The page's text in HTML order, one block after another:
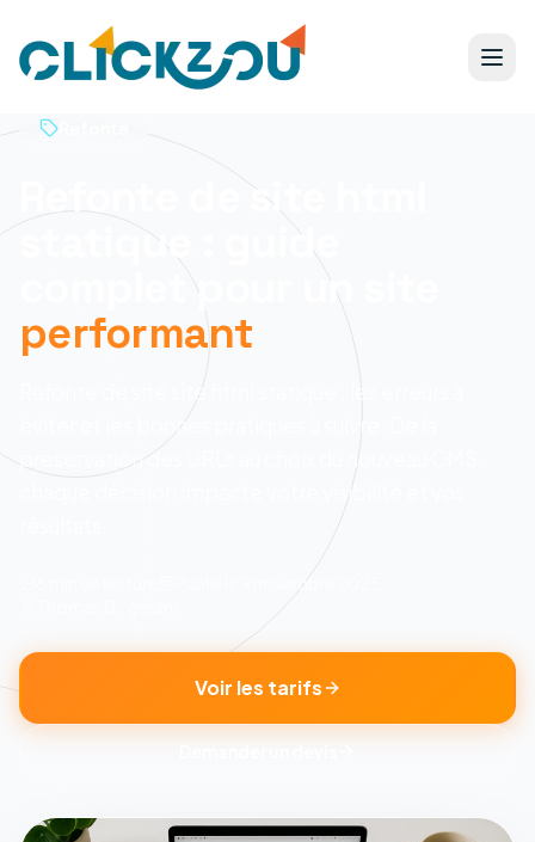
Refonte de site html
statique : guide
complet pour un site
performant
Refonte de site site html statique : les erreurs à
éviter et les bonnes pratiques à suivre. De la
préservation des URLs au choix du nouveau CMS,
chaque décision impacte votre visibilité et vos
9 novembre 2025
Voir les tarifs